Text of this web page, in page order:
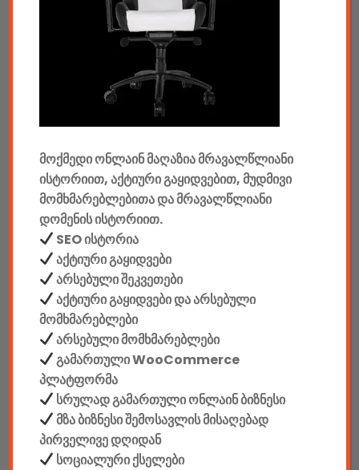
ტელევიზორები & აქსესუარები
აუდიო & ვიდეო
კონსოლები & აქსესუარები
ელემენტები
აკკუმულატორები
კაბელები & დამტენები
დისკები
ჩანთები
სეიფები
კონსტრუქტორები
მოქმედი ონლაინ მაღაზია მრავალწლიანი
ისტორიით, აქტიური გაყიდვებით, მუდმივი
მომხმარებლებითა და მრავალწლიანი
დომენის ისტორიით.
SEO ისტორია
აქტიური გაყიდვები
არსებული შეკვეთები
აქტიური გაყიდვები და არსებული
მომხმარებლები
არსებული მომხმარებლები
გამართული WooCommerce
პლატფორმა
სრულად გამართული ონლაინ ბიზნესი
მზა ბიზნესი შემოსავლის მისაღებად
პირველივე დღიდან
სოციალური ქსელები